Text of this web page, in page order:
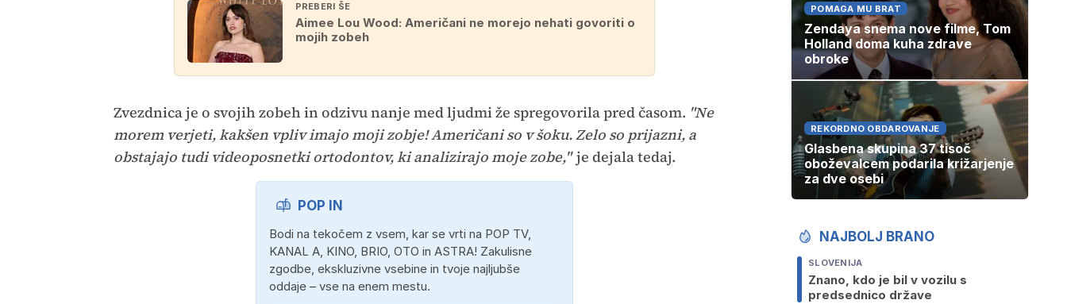
PREBERI ŠE
Aimee Lou Wood: Američani ne morejo nehati govoriti o
mojih zobeh
Zvezdnica je o svojih zobeh in odzivu nanje med ljudmi že spregovorila pred časom. "Ne
morem verjeti, kakšen vpliv imajo moji zobje! Američani so v šoku. Zelo so prijazni, a
obstajajo tudi videoposnetki ortodontov, ki analizirajo moje zobe,"je dejala tedaj.
POP IN
Bodi na tekočem z vsem, kar se vrti na POP TV,
KANAL A, KINO, BRIO, OTO in ASTRA! Zakulisne
zgodbe, ekskluzivne vsebine in tvoje najljubše
oddaje – vse na enem mestu.
POMAGA MU BRAT
Zendaya snema nove filme, Tom
Holland doma kuha zdrave
obroke
REKORDNO OBDAROVANJE
Glasbena skupina 37 tisoč
oboževalcem podarila križarjenje
za dve osebi
NAJBOLJ BRANO
SLOVENIJA
Znano, kdo je bil v vozilu s
predsednico države